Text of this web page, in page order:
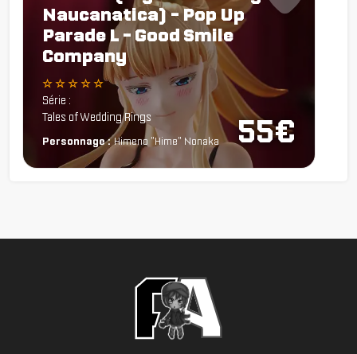
55€
Naucanatica) - Pop Up
Parade L - Good Smile
Company
☆ ☆ ☆ ☆ ☆
Série :
Tales of Wedding Rings
Personnage : Himeno "Hime" Nonaka